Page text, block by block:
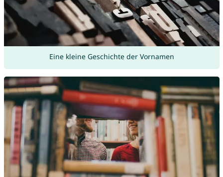
Eine kleine Geschichte der Vornamen